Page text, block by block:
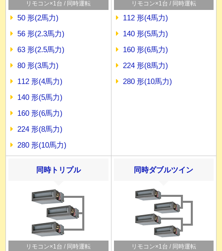
リモコン×1台 / 同時運転
50 形(2馬力)
56 形(2.3馬力)
63 形(2.5馬力)
80 形(3馬力)
112 形(4馬力)
140 形(5馬力)
160 形(6馬力)
224 形(8馬力)
280 形(10馬力)
リモコン×1台 / 同時運転
112 形(4馬力)
140 形(5馬力)
160 形(6馬力)
224 形(8馬力)
280 形(10馬力)
同時トリプル
リモコン×1台 / 同時運転
同時ダブルツイン
リモコン×1台 / 同時運転